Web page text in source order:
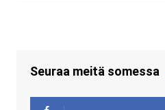
Seuraa meitä somessa